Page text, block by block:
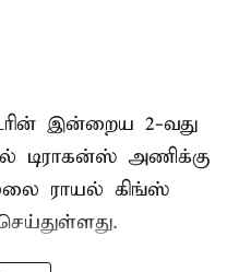
இன்றைய 2-வது
டிராகன்ஸ் அணிக்கு
ராயல் கிங்ஸ்